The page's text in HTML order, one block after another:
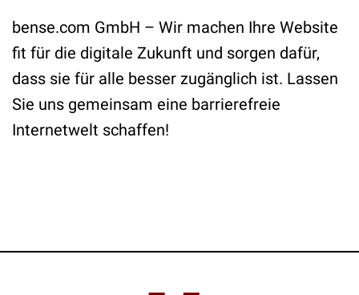
bense.com GmbH – Wir machen Ihre Website
fit für die digitale Zukunft und sorgen dafür,
dass sie für alle besser zugänglich ist. Lassen
Sie uns gemeinsam eine barrierefreie
Internetwelt schaffen!